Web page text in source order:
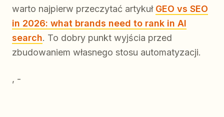
warto najpierw przeczytać artykuł GEO vs SEO
in 2026: what brands need to rank in AI
search. To dobry punkt wyjścia przed
zbudowaniem własnego stosu automatyzacji.
, -